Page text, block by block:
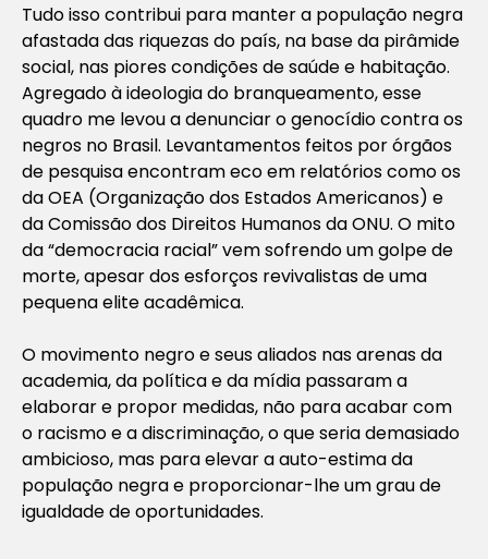
Tudo isso contribui para manter a população negra
afastada das riquezas do país, na base da pirâmide
social, nas piores condições de saúde e habitação.
Agregado à ideologia do branqueamento, esse
quadro me levou a denunciar o genocídio contra os
negros no Brasil. Levantamentos feitos por órgãos
de pesquisa encontram eco em relatórios como os
da OEA (Organização dos Estados Americanos) e
da Comissão dos Direitos Humanos da ONU. O mito
da “democracia racial” vem sofrendo um golpe de
morte, apesar dos esforços revivalistas de uma
pequena elite acadêmica.
O movimento negro e seus aliados nas arenas da
academia, da política e da mídia passaram a
elaborar e propor medidas, não para acabar com
o racismo e a discriminação, o que seria demasiado
ambicioso, mas para elevar a auto-estima da
população negra e proporcionar-lhe um grau de
igualdade de oportunidades.